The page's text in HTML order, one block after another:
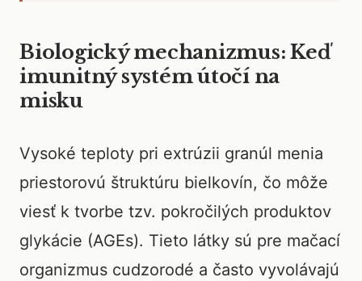
Biologický mechanizmus: Keď
imunitný systém útočí na
misku
Vysoké teploty pri extrúzii granúl menia
priestorovú štruktúru bielkovín, čo môže
viesť k tvorbe tzv. pokročilých produktov
glykácie (AGEs). Tieto látky sú pre mačací
organizmus cudzorodé a často vyvolávajú